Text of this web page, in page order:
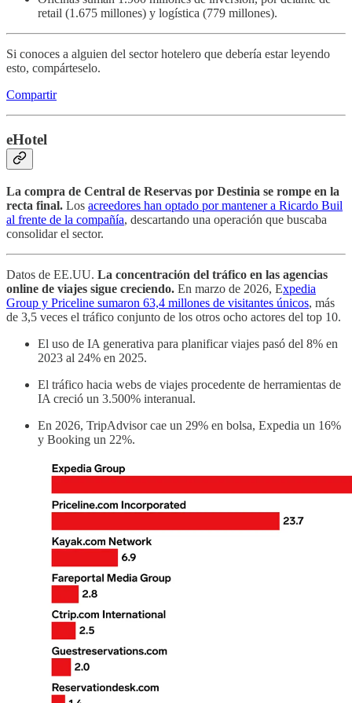
retail (1.675 millones) y logística (779 millones).
Si conoces a alguien del sector hotelero que debería estar leyendo
esto, compárteselo.
Compartir
eHotel
La compra de Central de Reservas por Destinia se rompe en la
recta final. Los acreedores han optado por mantener a Ricardo Buil
al frente de la compañía, descartando una operación que buscaba
consolidar el sector.
Datos de EE.UU. La concentración del tráfico en las agencias
online de viajes sigue creciendo. En marzo de 2026, Expedia
Group y Priceline sumaron 63,4 millones de visitantes únicos, más
de 3,5 veces el tráfico conjunto de los otros ocho actores del top 10.
El uso de IA generativa para planificar viajes pasó del 8% en
2023 al 24% en 2025.
El tráfico hacia webs de viajes procedente de herramientas de
IA creció un 3.500% interanual.
En 2026, TripAdvisor cae un 29% en bolsa, Expedia un 16%
y Booking un 22%.